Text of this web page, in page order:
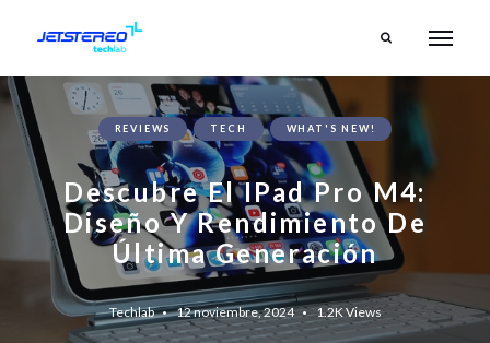
REVIEWS TECH WHAT'S NEW!
Descubre El IPad Pro M4:
Diseño Y Rendimiento De
Última Generación
Techlab 12 noviembre, 2024 1.2KViews